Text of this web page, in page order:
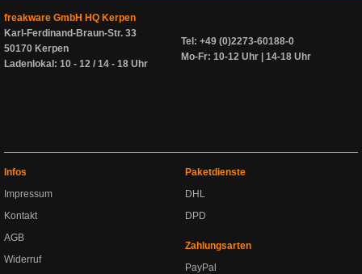
freakware GmbH HQ Kerpen
Karl-Ferdinand-Braun-Str. 33
50170 Kerpen
Ladenlokal: 10 - 12 / 14 - 18 Uhr
Tel: +49 (0)2273-60188-0
Mo-Fr: 10-12 Uhr | 14-18 Uhr
Infos
Impressum
Kontakt
AGB
Widerruf
Paketdienste
DHL
DPD
Zahlungsarten
PayPal